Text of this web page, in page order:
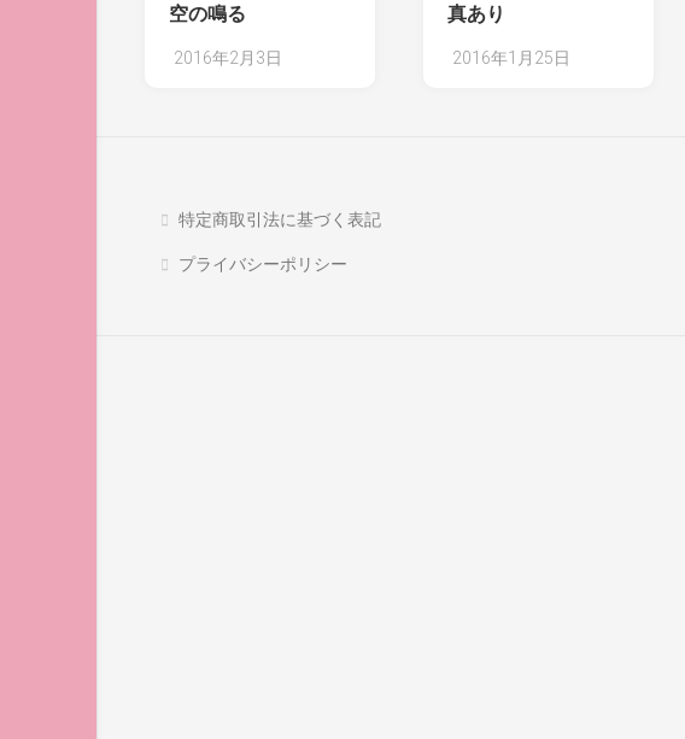
空の鳴る
2016年2月3日
真あり
2016年1月25日
特定商取引法に基づく表記
プライバシーポリシー